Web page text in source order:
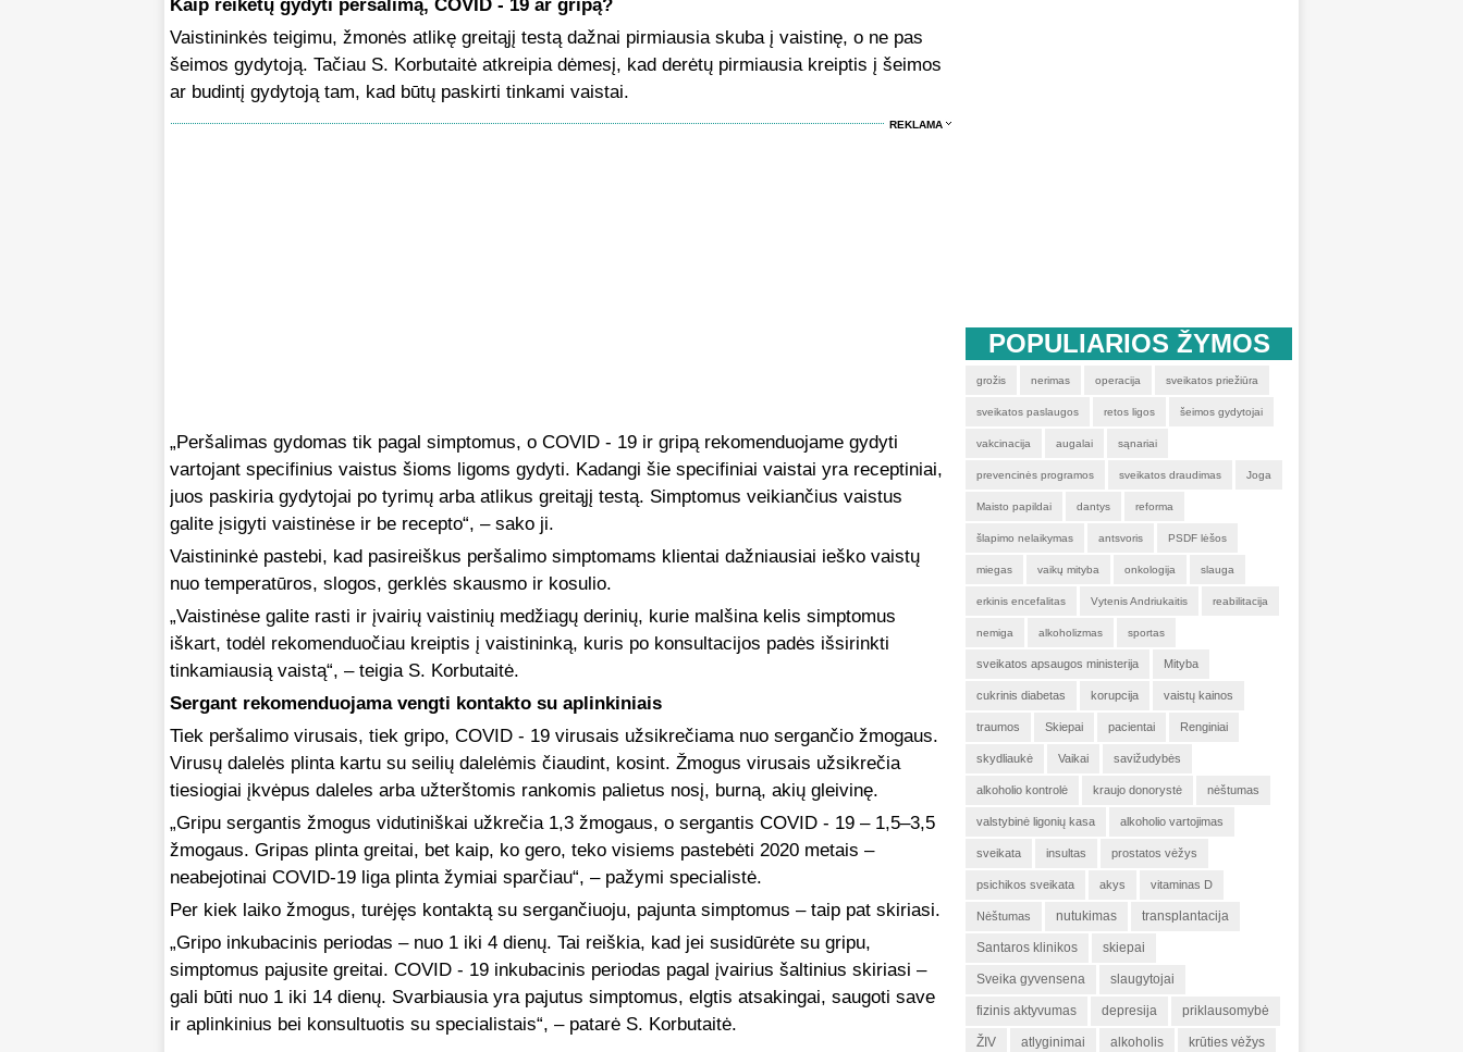
Kaip reikėtų gydyti peršalimą, COVID - 19 ar gripą?
Vaistininkės teigimu, žmonės atlikę greitąjį testą dažnai pirmiausia skuba į vaistinę, o ne pas
šeimos gydytoją. Tačiau S. Korbutaitė atkreipia dėmesį, kad derėtų pirmiausia kreiptis į šeimos
ar budintį gydytoją tam, kad būtų paskirti tinkami vaistai.
REKLAMA
„Peršalimas gydomas tik pagal simptomus, o COVID - 19 ir gripą rekomenduojame gydyti
vartojant specifinius vaistus šioms ligoms gydyti. Kadangi šie specifiniai vaistai yra receptiniai,
juos paskiria gydytojai po tyrimų arba atlikus greitąjį testą. Simptomus veikiančius vaistus
galite įsigyti vaistinėse ir be recepto“, – sako ji.
Vaistininkė pastebi, kad pasireiškus peršalimo simptomams klientai dažniausiai ieško vaistų
nuo temperatūros, slogos, gerklės skausmo ir kosulio.
„Vaistinėse galite rasti ir įvairių vaistinių medžiagų derinių, kurie malšina kelis simptomus
iškart, todėl rekomenduočiau kreiptis į vaistininką, kuris po konsultacijos padės išsirinkti
tinkamiausią vaistą“, – teigia S. Korbutaitė.
Sergant rekomenduojama vengti kontakto su aplinkiniais
Tiek peršalimo virusais, tiek gripo, COVID - 19 virusais užsikrečiama nuo sergančio žmogaus.
Virusų dalelės plinta kartu su seilių dalelėmis čiaudint, kosint. Žmogus virusais užsikrečia
tiesiogiai įkvėpus daleles arba užterštomis rankomis palietus nosį, burną, akių gleivinę.
„Gripu sergantis žmogus vidutiniškai užkrečia 1,3 žmogaus, o sergantis COVID - 19 – 1,5–3,5
žmogaus. Gripas plinta greitai, bet kaip, ko gero, teko visiems pastebėti 2020 metais –
neabejotinai COVID-19 liga plinta žymiai sparčiau“, – pažymi specialistė.
Per kiek laiko žmogus, turėjęs kontaktą su sergančiuoju, pajunta simptomus – taip pat skiriasi.
„Gripo inkubacinis periodas – nuo 1 iki 4 dienų. Tai reiškia, kad jei susidūrėte su gripu,
simptomus pajusite greitai. COVID - 19 inkubacinis periodas pagal įvairius šaltinius skiriasi –
gali būti nuo 1 iki 14 dienų. Svarbiausia yra pajutus simptomus, elgtis atsakingai, saugoti save
ir aplinkinius bei konsultuotis su specialistais“, – patarė S. Korbutaitė.
POPULIARIOS ŽYMOS
grožis nerimas operacija sveikatos priežiūra
sveikatos paslaugos retos ligos šeimos gydytojai
vakcinacija augalai sąnariai
prevencinės programos sveikatos draudimas Joga
Maisto papildai dantys reforma
šlapimo nelaikymas antsvoris PSDF lėšos
miegas vaikų mityba onkologija slauga
erkinis encefalitas Vytenis Andriukaitis reabilitacija
nemiga alkoholizmas sportas
sveikatos apsaugos ministerija Mityba
cukrinis diabetas korupcija vaistų kainos
traumos Skiepai pacientai Renginiai
skydliaukė Vaikai savižudybės
alkoholio kontrolė kraujo donorystė nėštumas
valstybinė ligonių kasa alkoholio vartojimas
sveikata insultas prostatos vėžys
psichikos sveikata akys vitaminas D
Nėštumas nutukimas transplantacija
Santaros klinikos skiepai
Sveika gyvensena slaugytojai
fizinis aktyvumas depresija priklausomybė
ŽIV atlyginimai alkoholis krūties vėžys